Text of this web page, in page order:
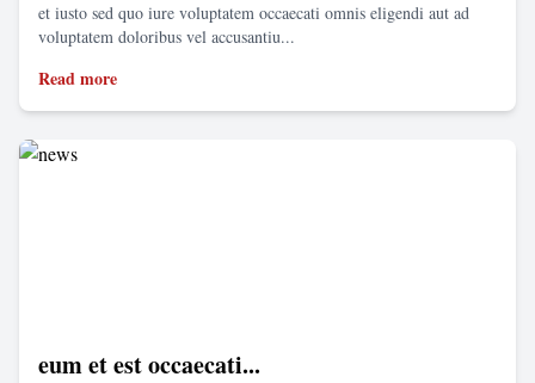
et iusto sed quo iure voluptatem occaecati omnis eligendi aut ad
voluptatem doloribus vel accusantiu...
Read more
eum et est occaecati...